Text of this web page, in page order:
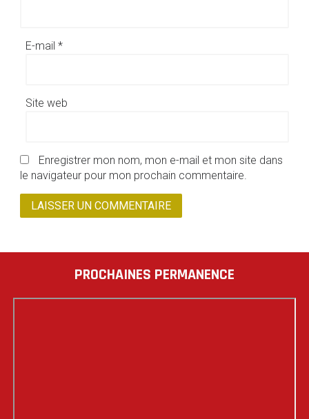
E-mail *
Site web
Enregistrer mon nom, mon e-mail et mon site dans
le navigateur pour mon prochain commentaire.
PROCHAINES PERMANENCE